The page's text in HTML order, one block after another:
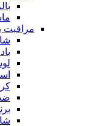
مراقبت